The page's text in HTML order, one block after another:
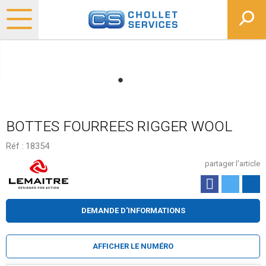
BOTTES FOURREES RIGGER WOOL
Réf : 18354
partager l'article
DEMANDE D'INFORMATIONS
AFFICHER LE NUMÉRO